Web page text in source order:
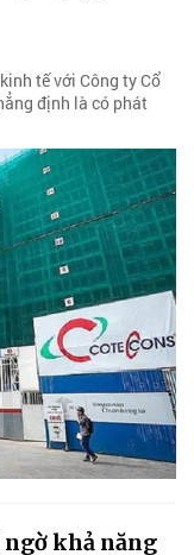
tế với Công ty Cổ
định là có phát
khả năng